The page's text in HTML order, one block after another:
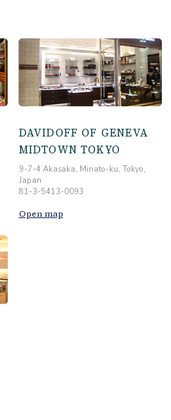
DAVIDOFF OF GENEVA
MIDTOWN TOKYO
9-7-4 Akasaka, Minato-ku, Tokyo,
Japan
81-3-5413-0093
Open map